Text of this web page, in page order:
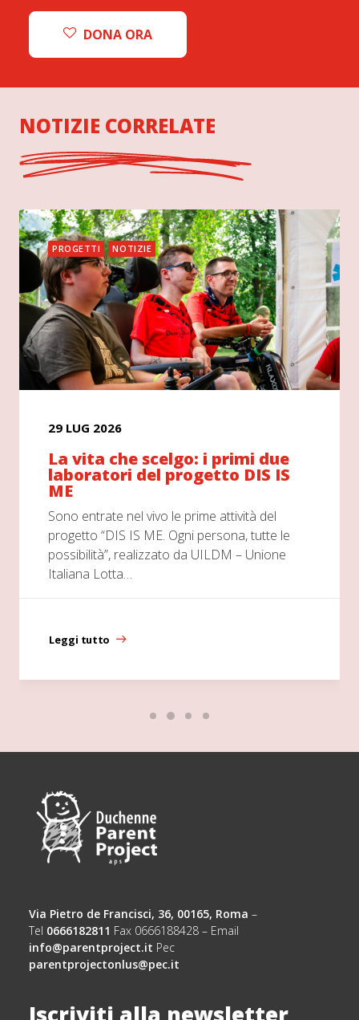
DONA ORA
NOTIZIE CORRELATE
PROGETTI NOTIZIE
29 LUG 2026
La vita che scelgo: i primi due
laboratori del progetto DIS IS
ME
Sono entrate nel vivo le prime attività del
progetto “DIS IS ME. Ogni persona, tutte le
possibilità”, realizzato da UILDM – Unione
Italiana Lotta…
Leggi tutto
Via Pietro de Francisci, 36, 00165, Roma –
Tel 0666182811 Fax 0666188428 – Email
info@parentproject.it Pec
parentprojectonlus@pec.it